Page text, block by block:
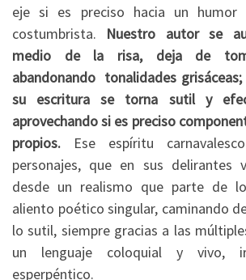
eje si es preciso hacia un humor
costumbrista. Nuestro autor se
medio de la risa, deja de
abandonando tonalidades
su escritura se torna sutil y
aprovechando si es preciso
propios. Ese espíritu
personajes, que en sus delirantes
desde un realismo que parte de
aliento poético singular, caminando
lo sutil, siempre gracias a las
un lenguaje coloquial y vivo,
esperpéntico.